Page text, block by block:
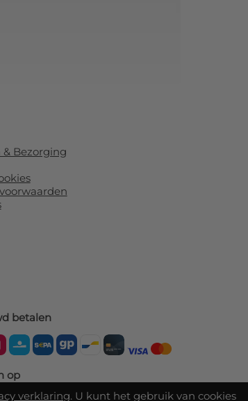
verklaring. U kunt het gebruik van cookies
Bezorging
betalen
op